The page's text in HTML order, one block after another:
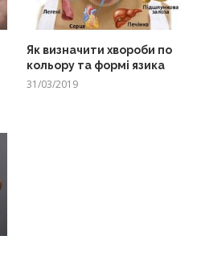
Як визначити хвороби по
кольору та формі язика
31/03/2019